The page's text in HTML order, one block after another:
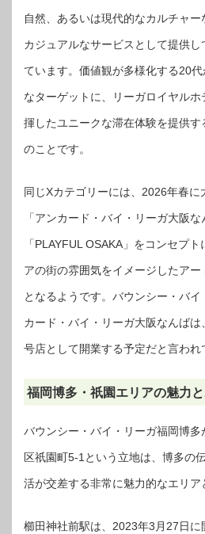
自然、あるいは現代的なカルチャ
カジュアルなサービスとして提供
ています。価値観が多様化する20
なターゲットに、リーガロイヤル
揮したユニークな滞在体験を提供す
のことです。
同じXカテゴリーには、2026年春
「アンカード・バイ・リーガ大阪
「PLAYFUL OSAKA」をコンセプ
アの街の雰囲気をイメージしたア
となるようです。バウンシー・バ
カード・バイ・リーガ大阪なんば
号店として開業する予定だと言われ
福岡博多・祇園エリアの魅力
バウンシー・バイ・リーガ福岡博
区祇園町5-1という立地は、博多の
活が交差する非常に魅力的なエリア
櫛田神社前駅は、2023年3月27日